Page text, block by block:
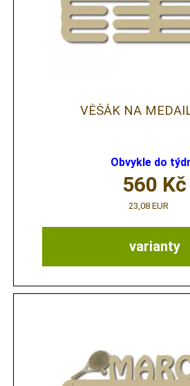
VĚŠÁK NA
Obvykle do
varianty
560 Kč
23,08 EUR